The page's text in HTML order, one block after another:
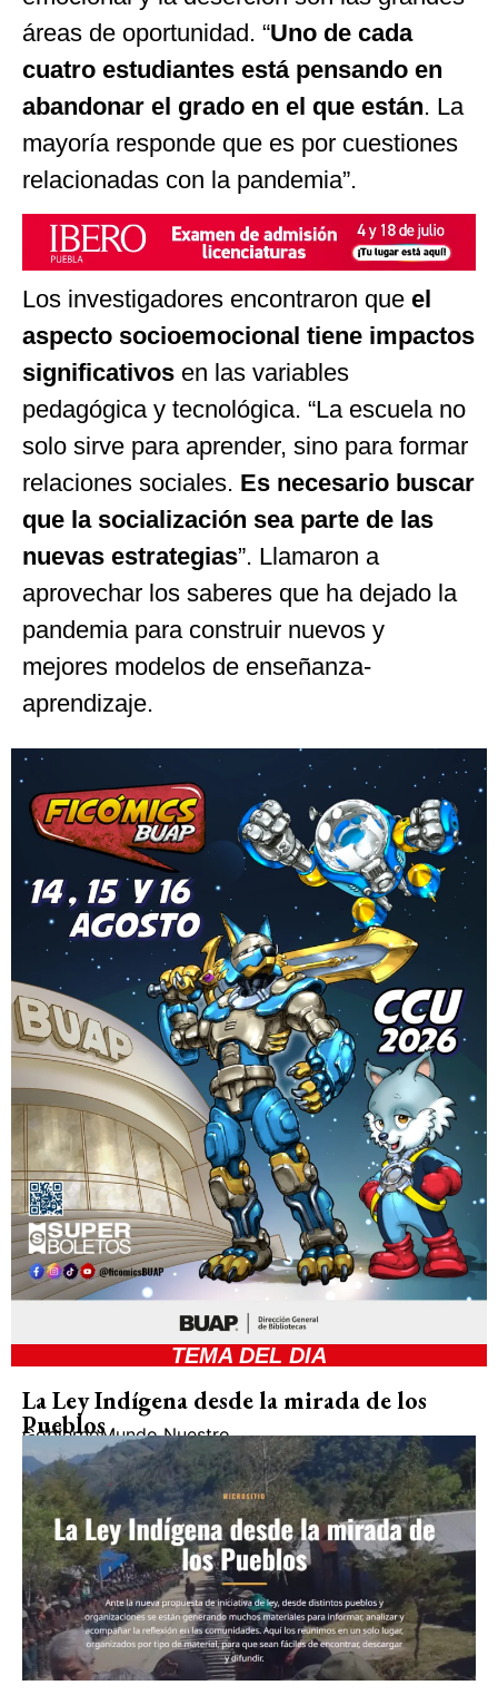
áreas de oportunidad. “Uno de cada
cuatro estudiantes está pensando en
abandonar el grado en el que están. La
mayoría responde que es por cuestiones
relacionadas con la pandemia”.
Los investigadores encontraron que el
aspecto socioemocional tiene impactos
significativos en las variables
pedagógica y tecnológica. “La escuela no
solo sirve para aprender, sino para formar
relaciones sociales. Es necesario buscar
que la socialización sea parte de las
nuevas estrategias”. Llamaron a
aprovechar los saberes que ha dejado la
pandemia para construir nuevos y
mejores modelos de enseñanza-
aprendizaje.
TEMA DEL DIA
La Ley Indígena desde la mirada de los
Pueblos
GobiernoMundo Nuestro